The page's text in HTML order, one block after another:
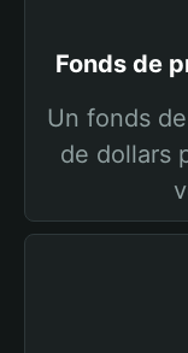
Fonds de
Un fonds
de dollars